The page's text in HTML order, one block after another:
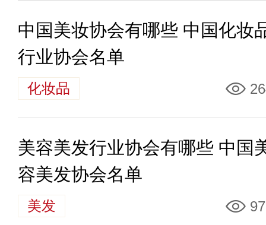
中国美妆协会有哪些 中国化妆
行业协会名单
化妆品
美容美发行业协会有哪些 中国
容美发协会名单
美发